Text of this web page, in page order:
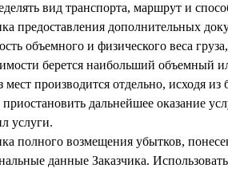
вид транспорта, маршрут и
предоставления дополнительных
объемного и физического веса
берется наибольший объемный
производится отдельно, исходя
дальнейшее оказание
услуги.
полного возмещения убытков,
данные Заказчика.